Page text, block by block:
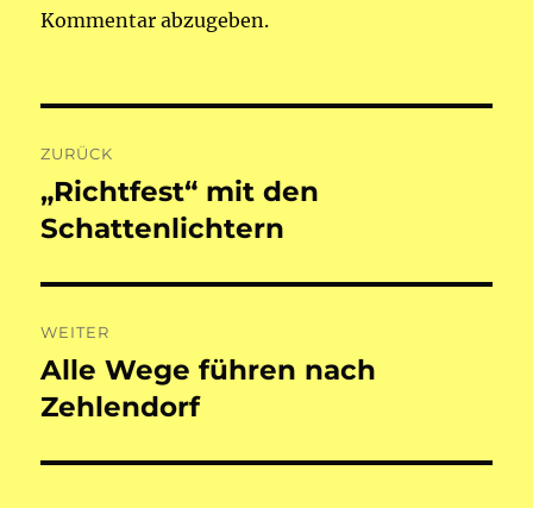
Kommentar abzugeben.
ZURÜCK
Vorheriger
Beitrag:
„Richtfest“ mit den
Schattenlichtern
WEITER
Nächster
Beitrag:
Alle Wege führen nach
Zehlendorf